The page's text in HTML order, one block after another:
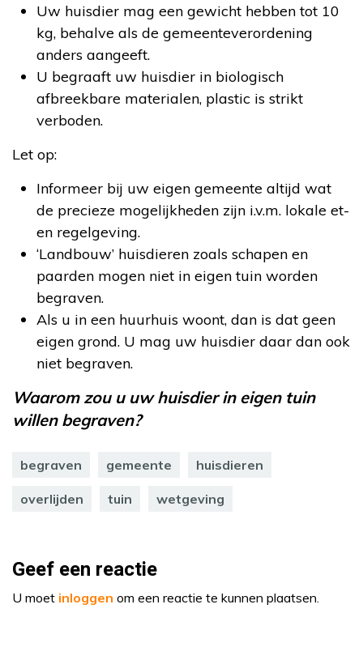
Uw huisdier mag een gewicht hebben tot 10
kg, behalve als de gemeenteverordening
anders aangeeft.
U begraaft uw huisdier in biologisch
afbreekbare materialen, plastic is strikt
verboden.
Let op:
Informeer bij uw eigen gemeente altijd wat
de precieze mogelijkheden zijn i.v.m. lokale et-
en regelgeving.
‘Landbouw’ huisdieren zoals schapen en
paarden mogen niet in eigen tuin worden
begraven.
Als u in een huurhuis woont, dan is dat geen
eigen grond. U mag uw huisdier daar dan ook
niet begraven.
Waarom zou u uw huisdier in eigen tuin
willen begraven?
begraven gemeente huisdieren
overlijden tuin wetgeving
Geef een reactie
U moet inloggen om een reactie te kunnen plaatsen.